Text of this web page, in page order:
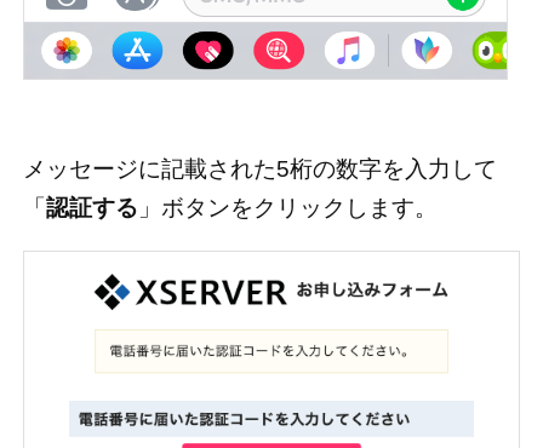
メッセージに記載された5桁の数字を入力して
「 認証する 」ボタンをクリックします。